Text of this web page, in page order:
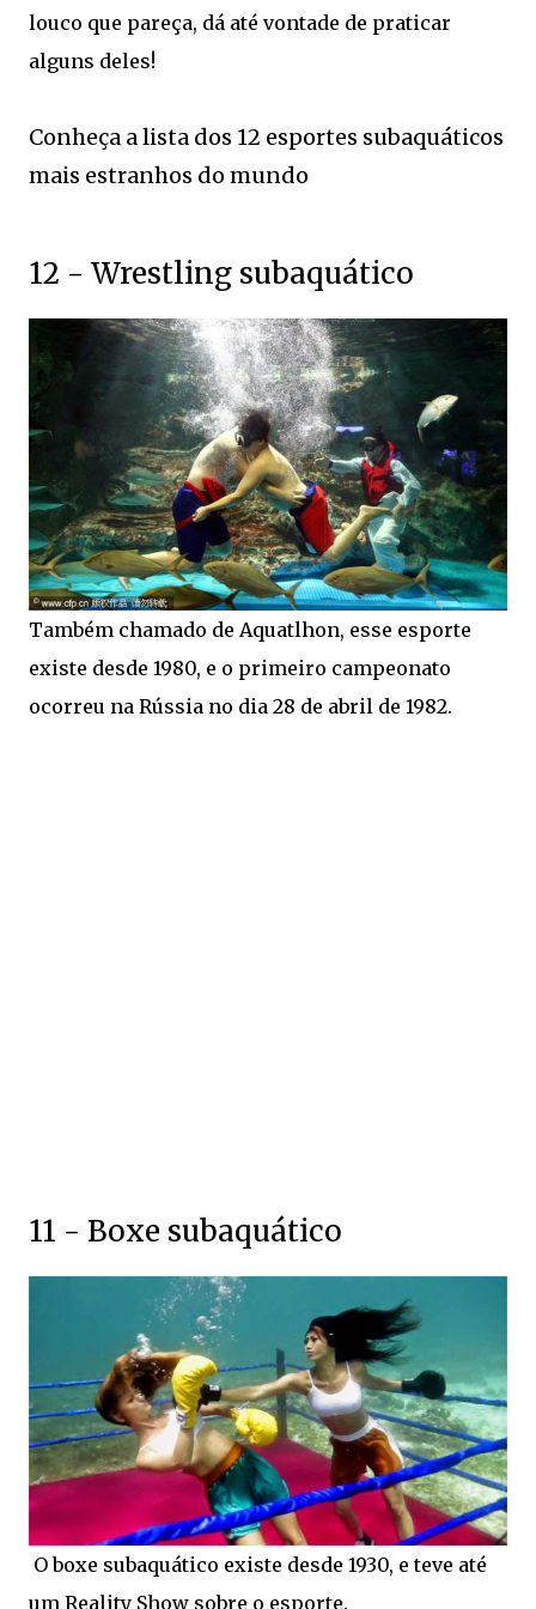
louco que pareça, dá até vontade de praticar
alguns deles!
Conheça a lista dos 12 esportes subaquáticos
mais estranhos do mundo
12 - Wrestling subaquático
Também chamado de Aquatlhon, esse esporte
existe desde 1980, e o primeiro campeonato
ocorreu na Rússia no dia 28 de abril de 1982.
11 - Boxe subaquático
O boxe subaquático existe desde 1930, e teve até
um Reality Show sobre o esporte.